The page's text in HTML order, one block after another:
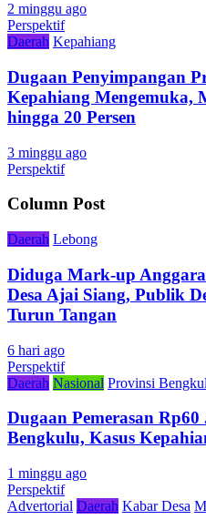
2 minggu ago
Perspektif
Daerah Kepahiang
Dugaan Penyimpangan
Kepahiang Mengemuka,
hingga 20 Persen
3 minggu ago
Perspektif
Column Post
Daerah Lebong
Diduga Mark-up
Desa Ajai Siang, Publik
Turun Tangan
6 hari ago
Perspektif
Daerah Nasional Provinsi
Dugaan Pemerasan
Bengkulu, Kasus
1 minggu ago
Perspektif
Advertorial Daerah Kabar Desa